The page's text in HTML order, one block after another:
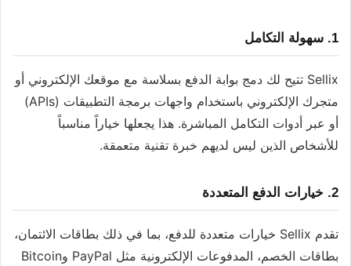
1. سهولة التكامل
Sellix تتيح لك دمج بوابة الدفع بسلاسة مع موقعك الإلكتروني أو
متجرك الإلكتروني باستخدام واجهات برمجة التطبيقات (APIs)
أو عبر أدوات التكامل المباشرة. هذا يجعلها خياراً مناسباً
للأشخاص الذين ليس لديهم خبرة تقنية متعمقة.
2. خيارات الدفع المتعددة
تقدم Sellix خيارات متعددة للدفع، بما في ذلك بطاقات الائتمان،
بطاقات الخصم، المدفوعات الإلكترونية مثل PayPal وBitcoin